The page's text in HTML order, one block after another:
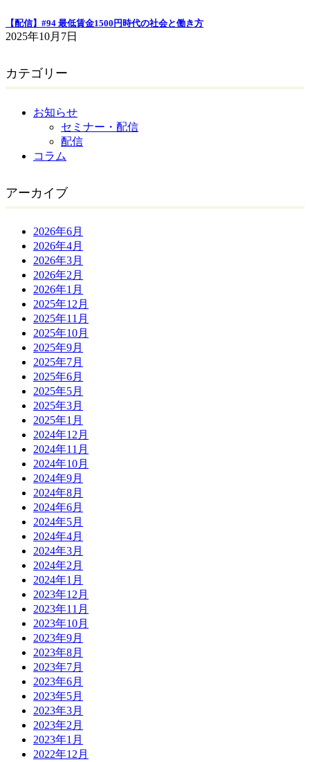
【配信】#94 最低賃金1500円時代の社会と働き方
2025年10月7日
カテゴリー
お知らせ
セミナー・配信
配信
コラム
アーカイブ
2026年6月
2026年4月
2026年3月
2026年2月
2026年1月
2025年12月
2025年11月
2025年10月
2025年9月
2025年7月
2025年6月
2025年5月
2025年3月
2025年1月
2024年12月
2024年11月
2024年10月
2024年9月
2024年8月
2024年6月
2024年5月
2024年4月
2024年3月
2024年2月
2024年1月
2023年12月
2023年11月
2023年10月
2023年9月
2023年8月
2023年7月
2023年6月
2023年5月
2023年3月
2023年2月
2023年1月
2022年12月